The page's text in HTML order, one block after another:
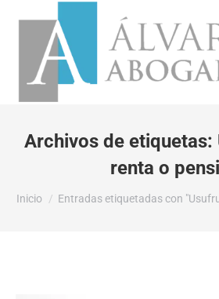
Archivos de etiquetas:
renta o
Estás aquí:
Inicio Entradas etiquetadas con